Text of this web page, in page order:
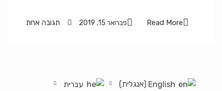
Read More פברואר 15, 2019 תגובה אחת
English
(אנגלית) עברית